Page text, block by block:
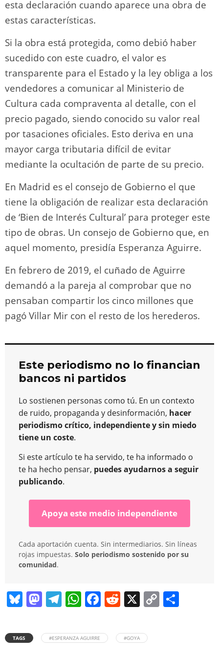
esta declaración cuando aparece una obra de
estas características.
Si la obra está protegida, como debió haber
sucedido con este cuadro, el valor es
transparente para el Estado y la ley obliga a los
vendedores a comunicar al Ministerio de
Cultura cada compraventa al detalle, con el
precio pagado, siendo conocido su valor real
por tasaciones oficiales. Esto deriva en una
mayor carga tributaria difícil de evitar
mediante la ocultación de parte de su precio.
En Madrid es el consejo de Gobierno el que
tiene la obligación de realizar esta declaración
de ‘Bien de Interés Cultural’ para proteger este
tipo de obras. Un consejo de Gobierno que, en
aquel momento, presidía Esperanza Aguirre.
En febrero de 2019, el cuñado de Aguirre
demandó a la pareja al comprobar que no
pensaban compartir los cinco millones que
pagó Villar Mir con el resto de los herederos.
Este periodismo no lo financian
bancos ni partidos
Lo sostienen personas como tú. En un contexto
de ruido, propaganda y desinformación, hacer
periodismo crítico, independiente y sin miedo
tiene un coste.
Si este artículo te ha servido, te ha informado o
te ha hecho pensar, puedes ayudarnos a seguir
publicando.
Apoya este medio independiente
Cada aportación cuenta. Sin intermediarios. Sin líneas
rojas impuestas. Solo periodismo sostenido por su
comunidad.
Bl
e
M
st
T
e
W
at
F
c
R
d
X
C
TAGS #ESPERANZA AGUIRRE #GOYA